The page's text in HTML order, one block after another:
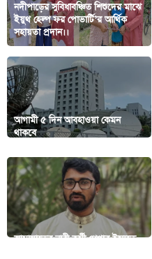
নদীপাড়ের সুবিধাবঞ্চিত শিশুদের মাঝে
ইয়ুথ হেল্প ফর পোভার্টি’র আর্থিক
সহায়তা প্রদান।।
আগামী ৫ দিন আবহাওয়া কেমন
থাকবে
জামায়াতের নারী কর্মী গ্রেপ্তার ইস্যুতে